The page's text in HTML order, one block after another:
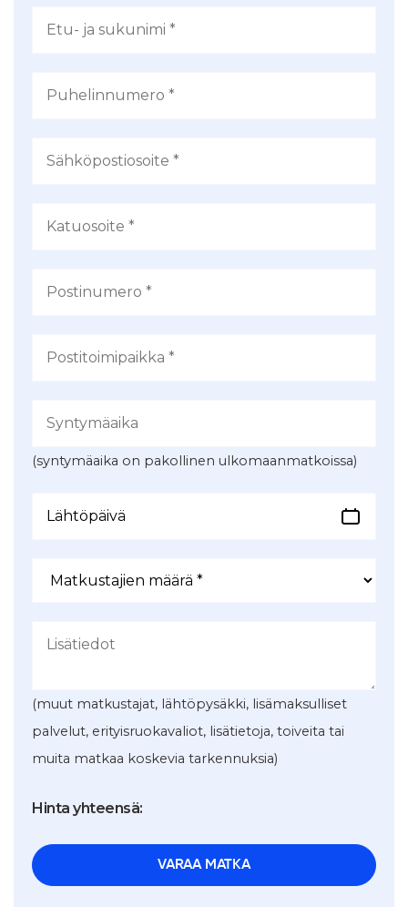
(syntymäaika on pakollinen ulkomaanmatkoissa)
(muut matkustajat, lähtöpysäkki, lisämaksulliset
palvelut, erityisruokavaliot, lisätietoja, toiveita tai
muita matkaa koskevia tarkennuksia)
Hinta yhteensä: